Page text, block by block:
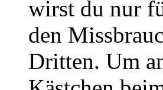
wirst du nur
den
Dritten. Um